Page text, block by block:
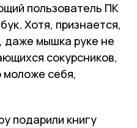
пользователь ПК
Хотя, признается,
даже мышка руке не
сокурсников,
моложе себя,
подарили книгу